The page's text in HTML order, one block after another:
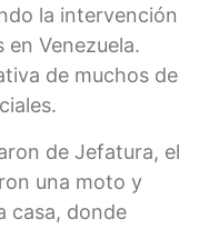
la intervención
Venezuela.
de muchos de
de Jefatura, el
una moto y
casa, donde